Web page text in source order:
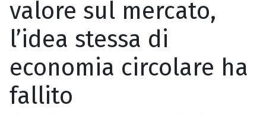
valore sul mercato,
l’idea stessa di
economia circolare ha
fallito